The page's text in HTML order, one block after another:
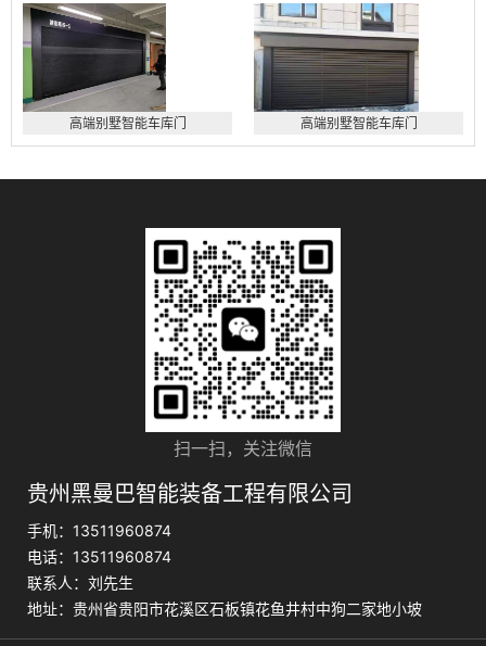
高端别墅智能车库门 高端别墅智能车库门
扫一扫，关注微信
贵州黑曼巴智能装备工程有限公司
手机：13511960874
电话：13511960874
联系人：刘先生
地址：贵州省贵阳市花溪区石板镇花鱼井村中狗二家地小坡